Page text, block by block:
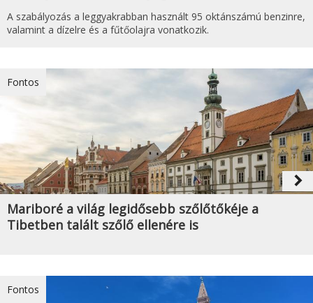
A szabályozás a leggyakrabban használt 95 oktánszámú benzinre,
valamint a dízelre és a fűtőolajra vonatkozik.
Fontos
navigate_next
Mariboré a világ legidősebb szőlőtőkéje a
Tibetben talált szőlő ellenére is
Fontos